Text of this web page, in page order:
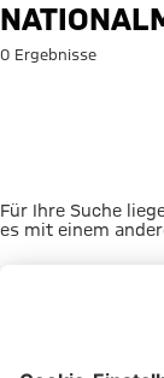
Suche:
0 Ergebnisse
Für Ihre Suche
es mit einem